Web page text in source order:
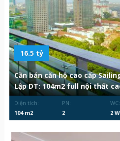
16.5 tỷ
Cần bán căn hộ cao cấp
Lập DT: 104m2 full nội thất
Diện tích:
104 m2
PN:
2
WC:
2